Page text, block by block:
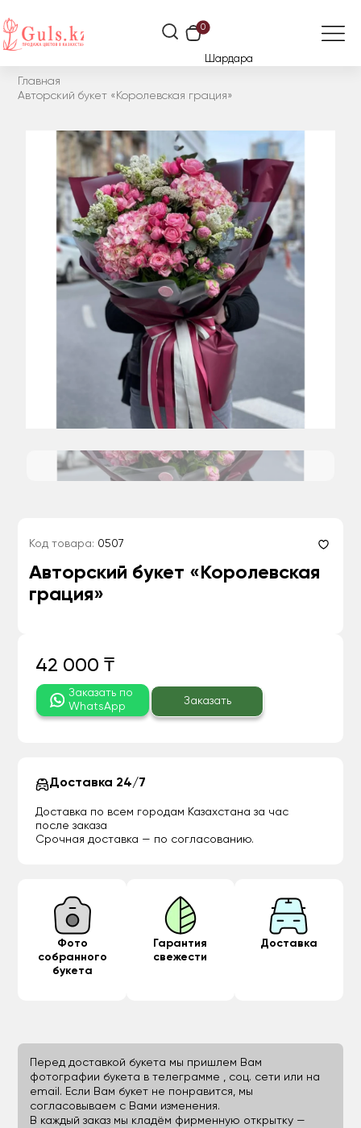
0
Шардара
Главная
Авторский букет «Королевская грация»
Код товара: 0507
Авторский букет «Королевская
грация»
42 000 ₸
Заказать по
WhatsApp
Заказать
Доставка 24/7
Доставка по всем городам Казахстана за час
после заказа
Срочная доставка — по согласованию.
Фото
собранного
букета
Гарантия
свежести
Доставка
Перед доставкой букета мы пришлем Вам
фотографии букета в телеграмме , соц. сети или на
email. Если Вам букет не понравится, мы
согласовываем с Вами изменения.
В каждый заказ мы кладём фирменную открытку —